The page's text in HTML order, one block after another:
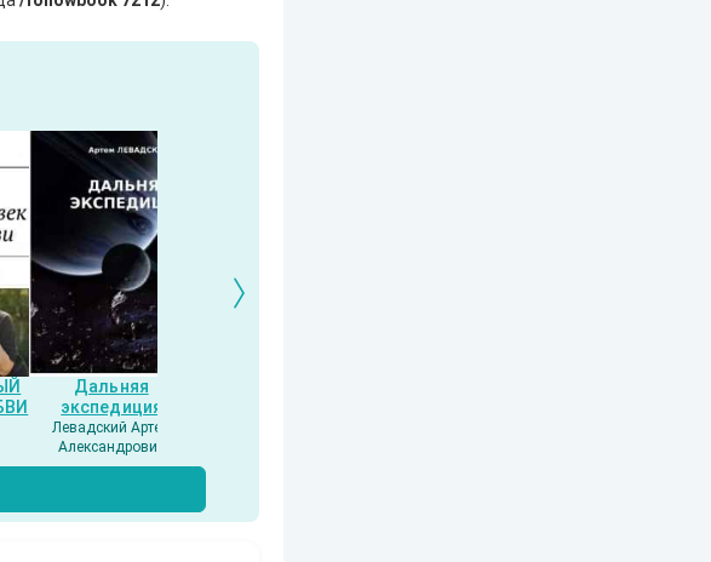
Дальняя
экспедиция
Левадский Артем
Александрович